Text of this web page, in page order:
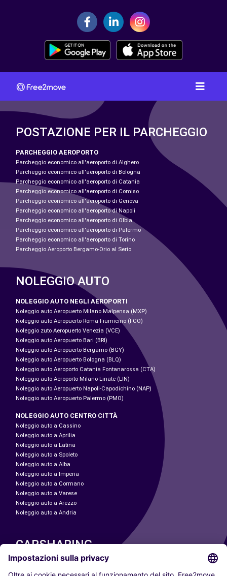
POSTAZIONE PER IL PARCHEGGIO
PARCHEGGIO AEROPORTO
Parcheggio economico all'aeroporto di Alghero
Parcheggio economico all'aeroporto di Bologna
Parcheggio economico all'aeroporto di Catania
Parcheggio economico all'aeroporto di Comiso
Parcheggio economico all'aeroporto di Genova
Parcheggio economico all'aeroporto di Napoli
Parcheggio economico all'aeroporto di Olbia
Parcheggio economico all'aeroporto di Palermo
Parcheggio economico all'aeroporto di Torino
Parcheggio Aeroporto Bergamo-Orio al Serio
NOLEGGIO AUTO
NOLEGGIO AUTO NEGLI AEROPORTI
Noleggio auto Aeropuerto Milano Malpensa (MXP)
Noleggio auto Aeropuerto Roma Fiumicino (FCO)
Noleggio zuto Aeropuerto Venezia (VCE)
Noleggio auto Aeropuerto Bari (BRI)
Noleggio auto Aeropuerto Bergamo (BGY)
Noleggio auto Aeropuerto Bologna (BLQ)
Noleggio auto Aeroporto Catania Fontanarossa (CTA)
Noleggio auto Aeroporto Milano Linate (LIN)
Noleggio auto Aeropuerto Napoli-Capodichino (NAP)
Noleggio auto Aeropuerto Palermo (PMO)
NOLEGGIO AUTO CENTRO CITTÀ
Noleggio auto a Cassino
Noleggio auto a Aprilia
Noleggio auto a Latina
Noleggio auto a Spoleto
Noleggio auto a Alba
Noleggio auto a Imperia
Noleggio auto a Cormano
Noleggio auto a Varese
Noleggio auto a Arezzo
Noleggio auto a Andria
CARSHARING
LE NOSTRE CITTÀ
Paris